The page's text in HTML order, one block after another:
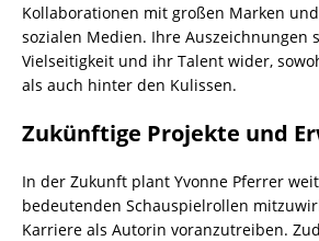
Kollaborationen mit großen Marken
sozialen Medien. Ihre Auszeichnungen
Vielseitigkeit und ihr Talent wider,
als auch hinter den Kulissen.
Zukünftige Projekte und
In der Zukunft plant Yvonne Pferrer
bedeutenden Schauspielrollen
Karriere als Autorin voranzutreiben.